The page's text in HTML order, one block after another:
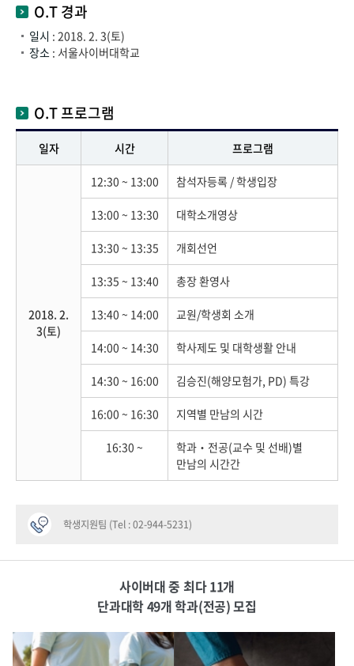
O.T 경과
일시 : 2018. 2. 3(토)
장소 : 서울사이버대학교
O.T 프로그램
일자 시간 프로그램
2018. 2.
3(토)
12:30 ~ 13:00 참석자등록 / 학생입장
13:00 ~ 13:30 대학소개영상
13:30 ~ 13:35 개회선언
13:35 ~ 13:40 총장 환영사
13:40 ~ 14:00 교원/학생회 소개
14:00 ~ 14:30 학사제도 및 대학생활 안내
14:30 ~ 16:00 김승진(해양모험가, PD) 특강
16:00 ~ 16:30 지역별 만남의 시간
16:30 ~
학과‧전공(교수 및 선배)별
만남의 시간간
학생지원팀 (Tel : 02-944-5231)
사이버대 중 최다 11개
단과대학 49개 학과(전공) 모집